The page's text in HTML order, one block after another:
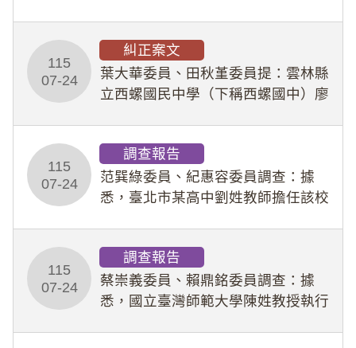
業把關與糾錯功能，不僅首份調查報
告漏未審酌師生不
115
07-24
糾正案文
葉大華委員、田秋堇委員提：雲林縣
立西螺國民中學（下稱西螺國中）廖
教羽球隊學生等行為，歷經該校校園
事件處理會議（下
115
07-24
調查報告
范巽綠委員、紀惠容委員調查：據
悉，臺北市某高中劉姓教師擔任該校
行拍攝特定樣態性影像並以手機傳送
劉師。該生因畏懼成
115
07-24
調查報告
蔡崇義委員、賴鼎銘委員調查：據
悉，國立臺灣師範大學陳姓教授執行